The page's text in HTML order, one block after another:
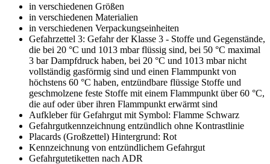
in verschiedenen Größen
in verschiedenen Materialien
in verschiedenen Verpackungseinheiten
Gefahrzettel 3: Gefahr der Klasse 3 - Stoffe und Gegenstände,
die bei 20 °C und 1013 mbar flüssig sind, bei 50 °C maximal
3 bar Dampfdruck haben, bei 20 °C und 1013 mbar nicht
vollständig gasförmig sind und einen Flammpunkt von
höchstens 60 °C haben, entzündbare flüssige Stoffe und
geschmolzene feste Stoffe mit einem Flammpunkt über 60 °C,
die auf oder über ihren Flammpunkt erwärmt sind
Aufkleber für Gefahrgut mit Symbol: Flamme Schwarz
Gefahrgutkennzeichnung entzündlich ohne Kontrastlinie
Placards (Großzettel) Hintergrund: Rot
Kennzeichnung von entzündlichem Gefahrgut
Gefahrgutetiketten nach ADR